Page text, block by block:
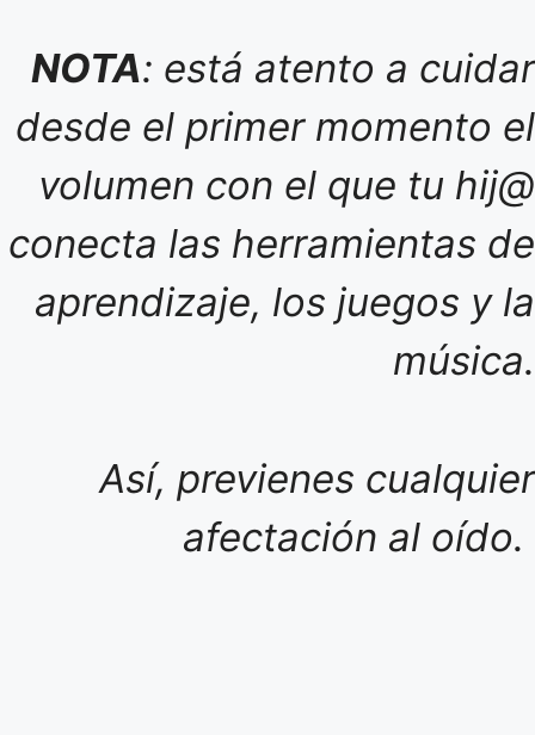
NOTA: está atento a cuidar
desde el primer momento el
volumen con el que tu hij@
conecta las herramientas de
aprendizaje, los juegos y la
música.
Así, previenes cualquier
afectación al oído.